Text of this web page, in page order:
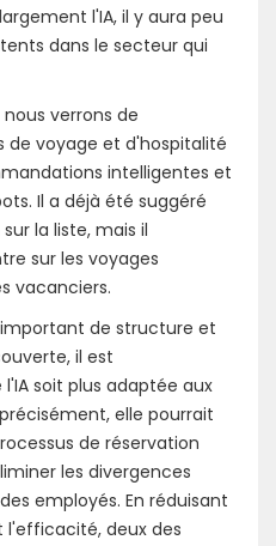
l'IA, il y aura peu
dans le secteur qui
verrons de
de voyage et d'hospitalité
intelligentes et
Il a déjà été suggéré
la liste, mais il
sur les voyages
vacanciers.
important de structure et
il est
soit plus adaptée aux
elle pourrait
de réservation
les divergences
employés. En réduisant
deux des